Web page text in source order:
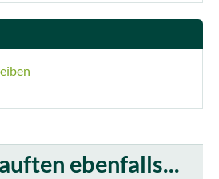
ebenfalls...